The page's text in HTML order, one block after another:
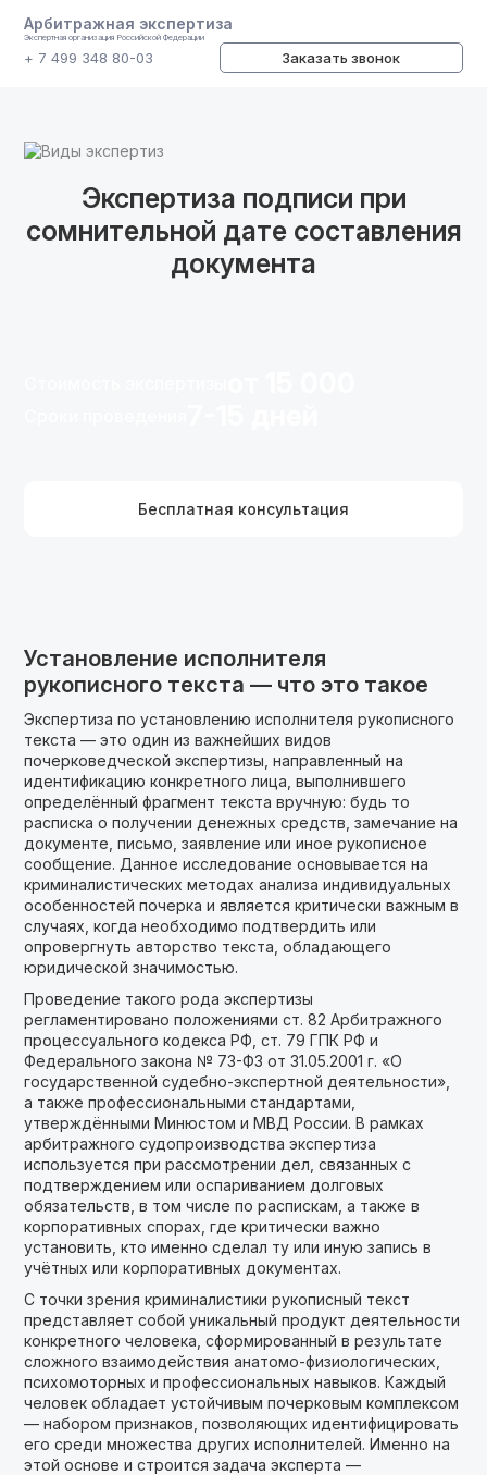
Арбитражная экспертиза
Экспертная организация Российской Федерации
+ 7 499 348 80-03 Заказать звонок
Виды экспертиз
Экспертиза подписи при
сомнительной дате составления
документа
Бесплатная консультация
Установление исполнителя
рукописного текста — что это такое
Экспертиза по установлению исполнителя рукописного
текста — это один из важнейших видов
почерковедческой экспертизы, направленный на
идентификацию конкретного лица, выполнившего
определённый фрагмент текста вручную: будь то
расписка о получении денежных средств, замечание на
документе, письмо, заявление или иное рукописное
сообщение. Данное исследование основывается на
криминалистических методах анализа индивидуальных
особенностей почерка и является критически важным в
случаях, когда необходимо подтвердить или
опровергнуть авторство текста, обладающего
юридической значимостью.
Проведение такого рода экспертизы
регламентировано положениями ст. 82 Арбитражного
процессуального кодекса РФ, ст. 79 ГПК РФ и
Федерального закона № 73-ФЗ от 31.05.2001 г. «О
государственной судебно-экспертной деятельности»,
а также профессиональными стандартами,
утверждёнными Минюстом и МВД России. В рамках
арбитражного судопроизводства экспертиза
используется при рассмотрении дел, связанных с
подтверждением или оспариванием долговых
обязательств, в том числе по распискам, а также в
корпоративных спорах, где критически важно
установить, кто именно сделал ту или иную запись в
учётных или корпоративных документах.
С точки зрения криминалистики рукописный текст
представляет собой уникальный продукт деятельности
конкретного человека, сформированный в результате
сложного взаимодействия анатомо-физиологических,
психомоторных и профессиональных навыков. Каждый
человек обладает устойчивым почерковым комплексом
— набором признаков, позволяющих идентифицировать
его среди множества других исполнителей. Именно на
этой основе и строится задача эксперта —